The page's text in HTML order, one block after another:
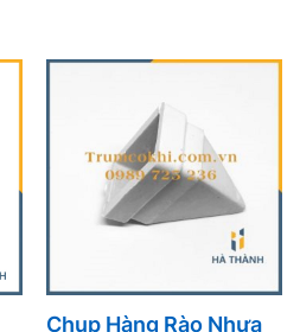
Chụp Hàng Rào Nhựa